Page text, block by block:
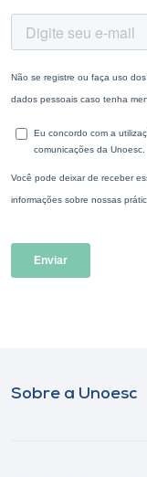
Sobre a Unoesc